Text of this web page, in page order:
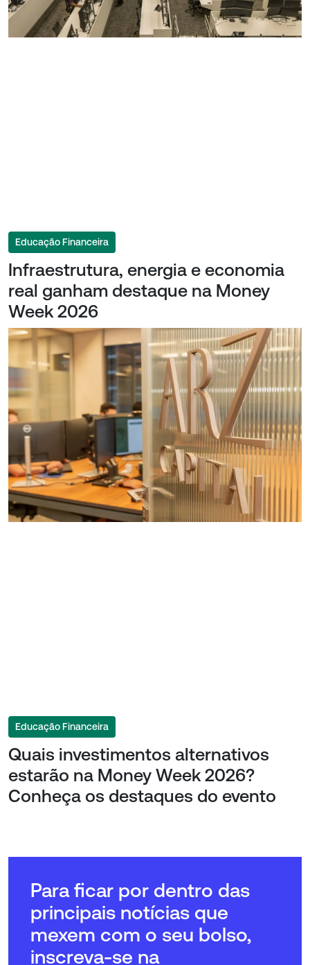
Educação Financeira
Infraestrutura, energia e economia
real ganham destaque na Money
Week 2026
Educação Financeira
Quais investimentos alternativos
estarão na Money Week 2026?
Conheça os destaques do evento
Para ficar por dentro das
principais notícias que
mexem com o seu bolso,
inscreva-se na